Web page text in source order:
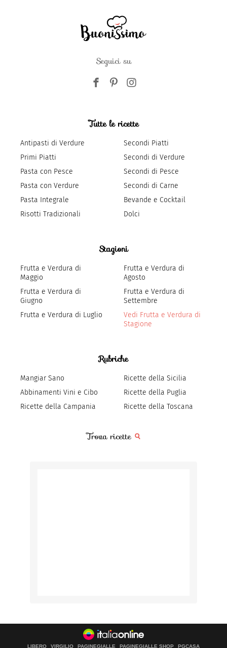
Seguici su
Tutte le ricette
Antipasti di Verdure
Primi Piatti
Pasta con Pesce
Pasta con Verdure
Pasta Integrale
Risotti Tradizionali
Secondi Piatti
Secondi di Verdure
Secondi di Pesce
Secondi di Carne
Bevande e Cocktail
Dolci
Stagioni
Frutta e Verdura di
Maggio
Frutta e Verdura di
Giugno
Frutta e Verdura di Luglio
Frutta e Verdura di
Agosto
Frutta e Verdura di
Settembre
Vedi Frutta e Verdura di
Stagione
Rubriche
Mangiar Sano
Abbinamenti Vini e Cibo
Ricette della Campania
Ricette della Sicilia
Ricette della Puglia
Ricette della Toscana
Trova ricette
LIBERO VIRGILIO PAGINEGIALLE PAGINEGIALLE SHOP PGCASA